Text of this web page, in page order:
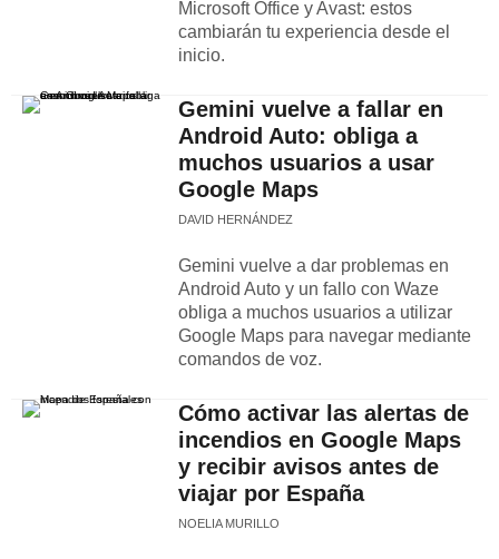
Microsoft Office y Avast: estos
cambiarán tu experiencia desde el
inicio.
Gemini vuelve a fallar en
Android Auto: obliga a
muchos usuarios a usar
Google Maps
DAVID HERNÁNDEZ
Gemini vuelve a dar problemas en
Android Auto y un fallo con Waze
obliga a muchos usuarios a utilizar
Google Maps para navegar mediante
comandos de voz.
Cómo activar las alertas de
incendios en Google Maps
y recibir avisos antes de
viajar por España
NOELIA MURILLO